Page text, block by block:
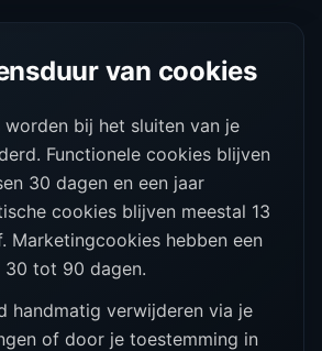
van cookies
worden bij het sluiten van je
Functionele cookies blijven
30 dagen en een jaar
cookies blijven meestal 13
Marketingcookies hebben een
30 tot 90 dagen.
handmatig verwijderen via je
of door je toestemming in